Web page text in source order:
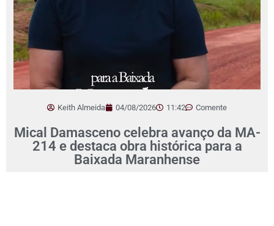
Keith Almeida 04/08/2026 11:42 Comente
Mical Damasceno celebra avanço da MA-
214 e destaca obra histórica para a
Baixada Maranhense